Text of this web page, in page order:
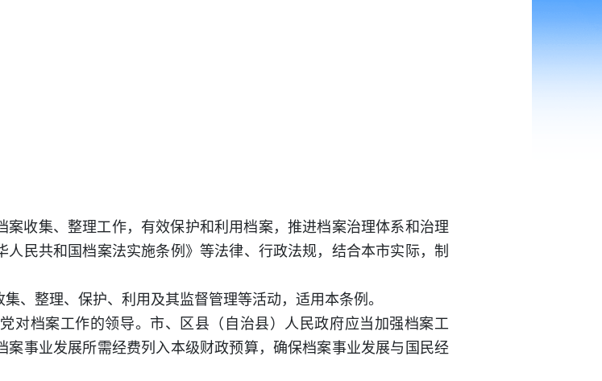
收集、整理工作，有效保护和利用档案，推进档案治理体系和治理
民共和国档案法实施条例》等法律、行政法规，结合本市实际，制
、整理、保护、利用及其监督管理等活动，适用本条例。
对档案工作的领导。市、区县（自治县）人民政府应当加强档案工
事业发展所需经费列入本级财政预算，确保档案事业发展与国民经